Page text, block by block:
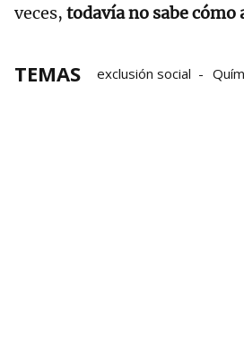
veces, todavía no sabe cómo
TEMAS exclusión social